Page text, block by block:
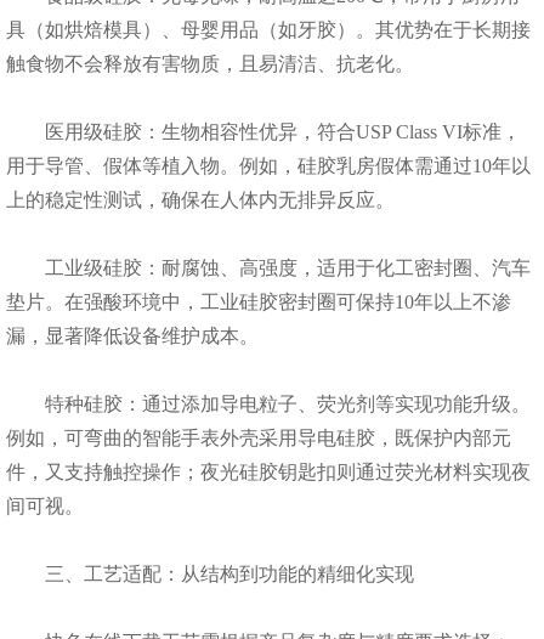
具（如烘焙模具）、母婴用品（如牙胶）。其优势在于长期接
触食物不会释放有害物质，且易清洁、抗老化。
医用级硅胶：生物相容性优异，符合USP Class VI标准，
用于导管、假体等植入物。例如，硅胶乳房假体需通过10年以
上的稳定性测试，确保在人体内无排异反应。
工业级硅胶：耐腐蚀、高强度，适用于化工密封圈、汽车
垫片。在强酸环境中，工业硅胶密封圈可保持10年以上不渗
漏，显著降低设备维护成本。
特种硅胶：通过添加导电粒子、荧光剂等实现功能升级。
例如，可弯曲的智能手表外壳采用导电硅胶，既保护内部元
件，又支持触控操作；夜光硅胶钥匙扣则通过荧光材料实现夜
间可视。
三、工艺适配：从结构到功能的精细化实现